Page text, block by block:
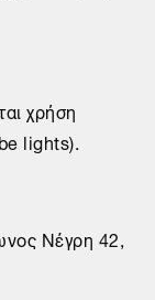
χρήση
lights).
Νέγρη 42,